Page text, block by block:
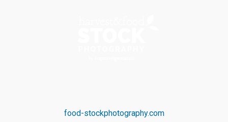
food-stockphotography.com